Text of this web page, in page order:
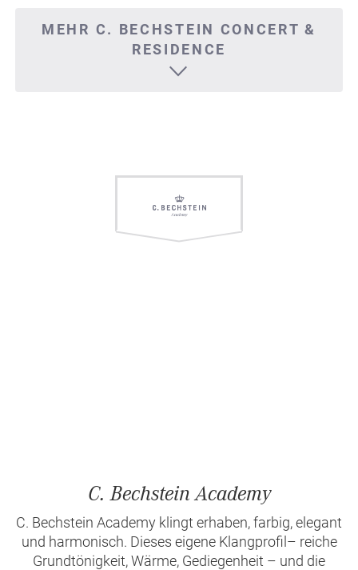
MEHR C. BECHSTEIN CONCERT &
RESIDENCE
C. Bechstein Academy
C. Bechstein Academy klingt erhaben, farbig, elegant
und harmonisch. Dieses eigene Klangprofil– reiche
Grundtönigkeit, Wärme, Gediegenheit – und die